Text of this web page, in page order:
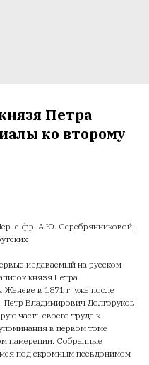
Петра
ко второму
с фр. А.Ю. Серебрянниковой,
издаваемый на русском
князя Петра
Женеве в 1871 г. уже после
Петр Владимирович Долгоруков
часть своего труда к
в первом томе
намерении. Собранные
под скромным псевдонимом